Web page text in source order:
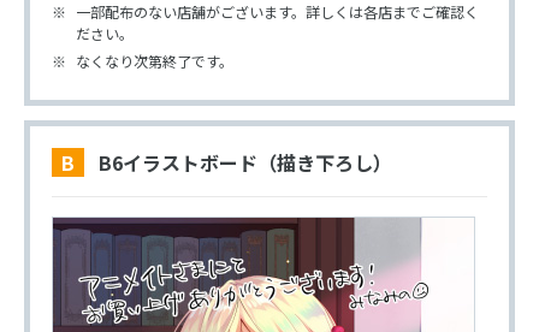
一部配布のない店舗がございます。詳しくは各店までご確認く
ださい。
なくなり次第終了です。
B B6イラストボード（描き下ろし）